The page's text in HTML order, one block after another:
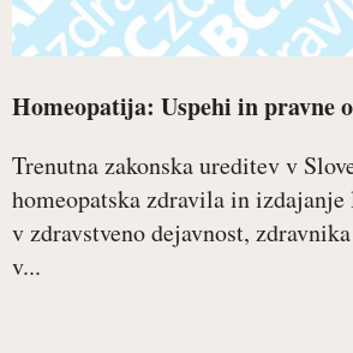
Homeopatija: Uspehi in pravne
Trenutna zakonska ureditev v
homeopatska zdravila in
v zdravstveno dejavnost,
v...